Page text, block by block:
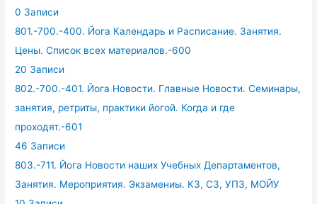
0 Записи
801.-700.-400. Йога Календарь и Расписание. Занятия.
Цены. Список всех материалов.-600
20 Записи
802.-700.-401. Йога Новости. Главные Новости. Семинары,
занятия, ретриты, практики йогой. Когда и где
проходят.-601
46 Записи
803.-711. Йога Новости наших Учебных Департаментов,
Занятия. Мероприятия. Экзамениы. КЗ, СЗ, УПЗ, МОЙУ